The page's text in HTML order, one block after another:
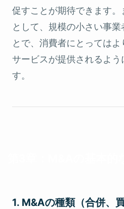
促すことが期待できます
として、規模の小さい事
とで、消費者にとっては
サービスが提供されるよう
す。
1. M&Aの種類（合併、